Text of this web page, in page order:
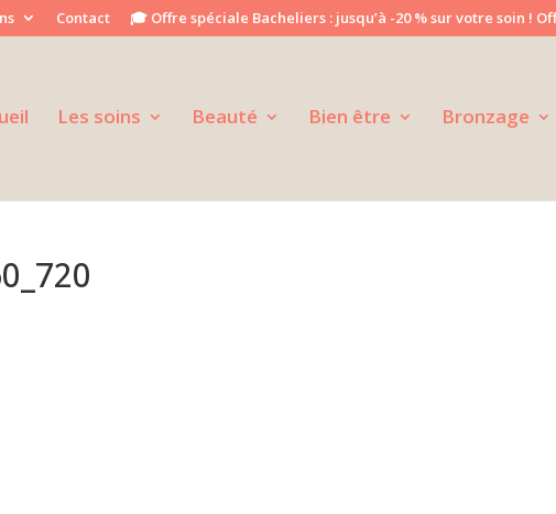
Contact 🎓 Offre spéciale Bacheliers : jusqu’à -20 % sur votre soin !
Les soins Beauté Bien être Bronzage